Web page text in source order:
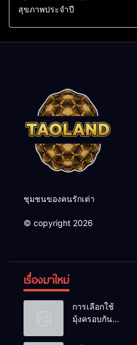
สุขภาพประจำปี
ชุมชนของคนรักเต่า
© copyright 2026
เรื่องมาใหม่
การเลือกใช้
มุ้งครอบกัน